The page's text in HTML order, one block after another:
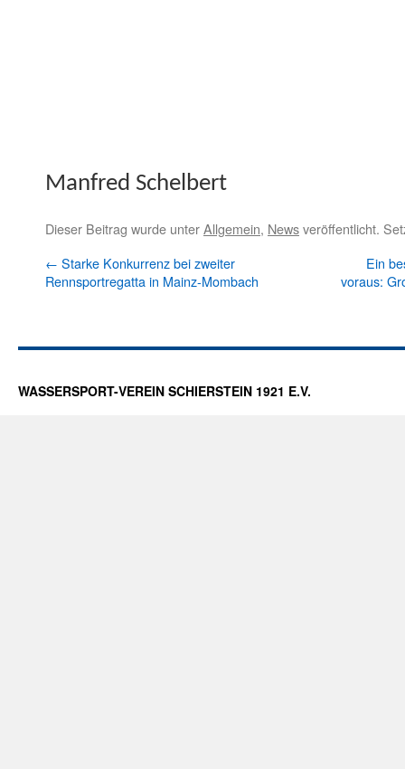
Man­fred Schelbert
Dieser Beitrag wurde unterAllgemein, Newsveröffentlicht.
← Starke Konkurrenz bei zweiter
Rennsportregatta in Mainz-Mombach
Ein
voraus:
WASSERSPORT-VEREIN SCHIERSTEIN 1921 E.V.